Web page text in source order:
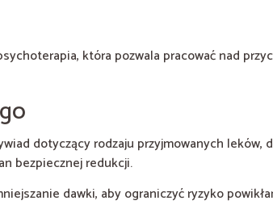
która pozwala pracować nad
dotyczący rodzaju przyjmowanych leków,
bezpiecznej redukcji.
dawki, aby ograniczyć ryzyko